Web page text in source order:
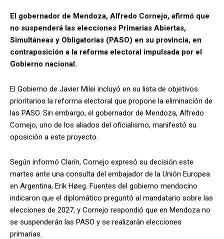
El gobernador de Mendoza, Alfredo Cornejo, afirmó que
no suspenderá las elecciones Primarias Abiertas,
Simultáneas y Obligatorias (PASO) en su provincia, en
contraposición a la reforma electoral impulsada por el
Gobierno nacional.
El Gobierno de Javier Milei incluyó en su lista de objetivos
prioritarios la reforma electoral que propone la eliminación de
las PASO. Sin embargo, el gobernador de Mendoza, Alfredo
Cornejo, uno de los aliados del oficialismo, manifestó su
oposición a este proyecto.
Según informó Clarín, Cornejo expresó su decisión este
martes ante una consulta del embajador de la Unión Europea
en Argentina, Erik Høeg. Fuentes del gobierno mendocino
indicaron que el diplomático preguntó al mandatario sobre las
elecciones de 2027, y Cornejo respondió que en Mendoza no
se suspenderán las PASO y se realizarán elecciones
primarias.